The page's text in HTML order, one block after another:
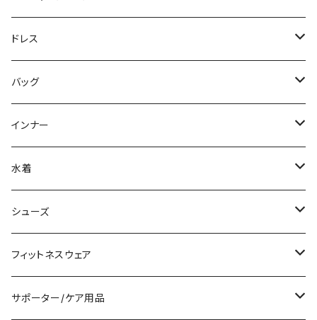
ニット/セーター
パーカー
スウェット/トレーナー
その他
ノースリーブ
その他
チュニック
デニム
レギンス
その他
オールインワン
ロング
その他
ジャケット
その他
パンツスーツ
スカートスーツ
その他
ドレス
ミニ/ショート
ミディアム/ミモレ
ロング/マキシ
袖付き
ノースリーブ
パンツドレス
バッグ
サブバッグ
クラッチバッグ
フォーマルバッグ
カジュアルバッグ
バックパック
インナー
ブラ/ブラトップ/ベアトップ
ショーツ
タンクトップ/キャミソール
半袖/5分
水着
タンキニ
バンドゥビキニ
ワンピース
シューズ
スニーカー
ブーツ
フィットネスウェア
セット販売
サポーター/ケア用品